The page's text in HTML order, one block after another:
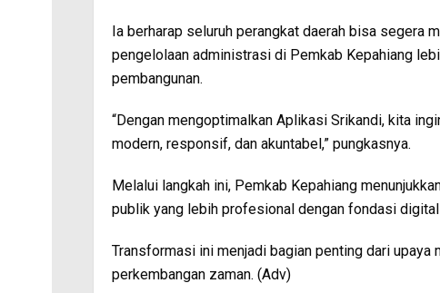
Ia berharap seluruh perangkat daerah bisa segera
pengelolaan administrasi di Pemkab Kepahiang
pembangunan.
“Dengan mengoptimalkan Aplikasi Srikandi, kita
modern, responsif, dan akuntabel,” pungkasnya.
Melalui langkah ini, Pemkab Kepahiang
publik yang lebih profesional dengan fondasi digital
Transformasi ini menjadi bagian penting dari
perkembangan zaman. (Adv)